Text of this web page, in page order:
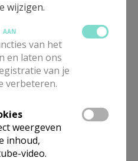
pastoraal
wijzigen.
AAN
van het
en laten ons
van je
verbeteren.
weergeven
inhoud,
video.